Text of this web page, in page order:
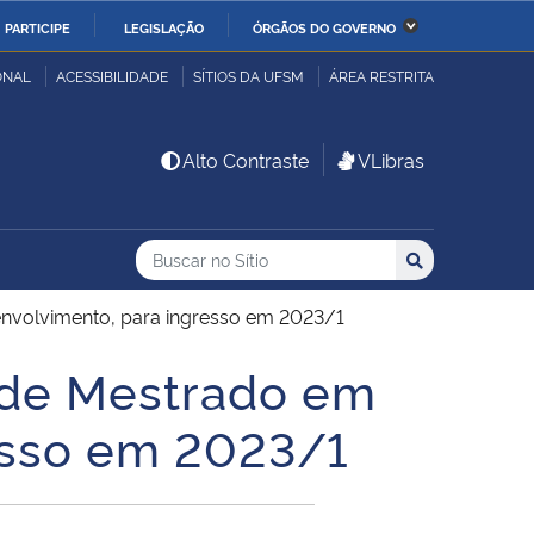
PARTICIPE LEGISLAÇÃO ÓRGÃOS DO GOVERNO
da Economia Ministério da Infraestrutura
Ministério da Ciência,
Tecnologia, Inovações e
e dos Direitos
ACESSIBILIDADE SÍTIOS DA UFSM ÁREA RESTRITA
Alto Contraste VLibras
Busca
Buscar no no Sítio
Busca: Buscar
para ingresso em 2023/1
Mestrado em
em 2023/1